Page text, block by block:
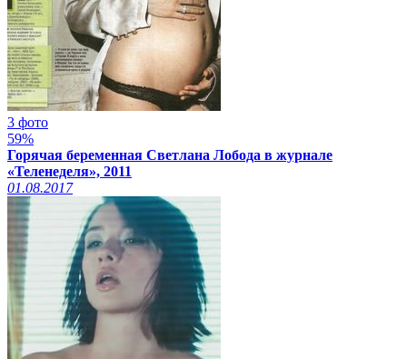
3 фото
59%
Горячая беременная Светлана Лобода в журнале
«Теленеделя», 2011
01.08.2017